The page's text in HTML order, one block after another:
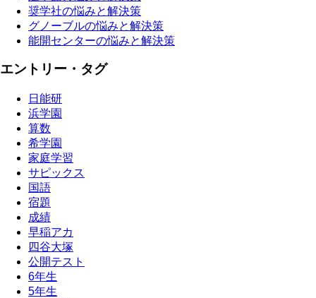
奨学社の悩みと解決策
グノーブルの悩みと解決策
能開センターの悩みと解決策
エントリー・タグ
日能研
浜学園
算数
希学園
家庭学習
サピックス
国語
宿題
成績
早稲アカ
四谷大塚
公開テスト
6年生
5年生